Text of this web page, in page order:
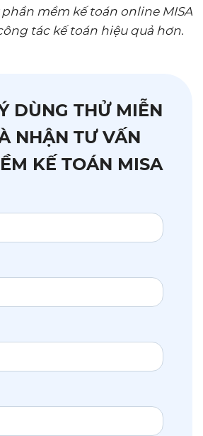
mềm kế toán online MISA
tác kế toán hiệu quả hơn.
DÙNG THỬ MIỄN
NHẬN TƯ VẤN
KẾ TOÁN MISA